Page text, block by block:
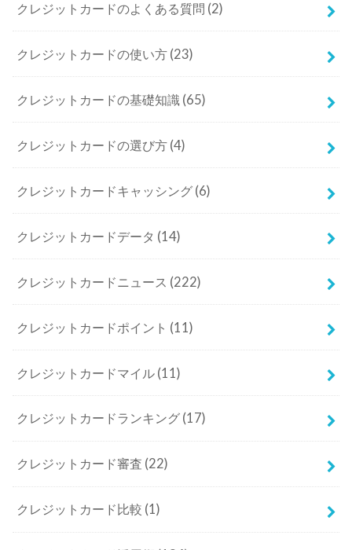
クレジットカードのよくある質問 (2)
クレジットカードの使い方 (23)
クレジットカードの基礎知識 (65)
クレジットカードの選び方 (4)
クレジットカードキャッシング (6)
クレジットカードデータ (14)
クレジットカードニュース (222)
クレジットカードポイント (11)
クレジットカードマイル (11)
クレジットカードランキング (17)
クレジットカード審査 (22)
クレジットカード比較 (1)